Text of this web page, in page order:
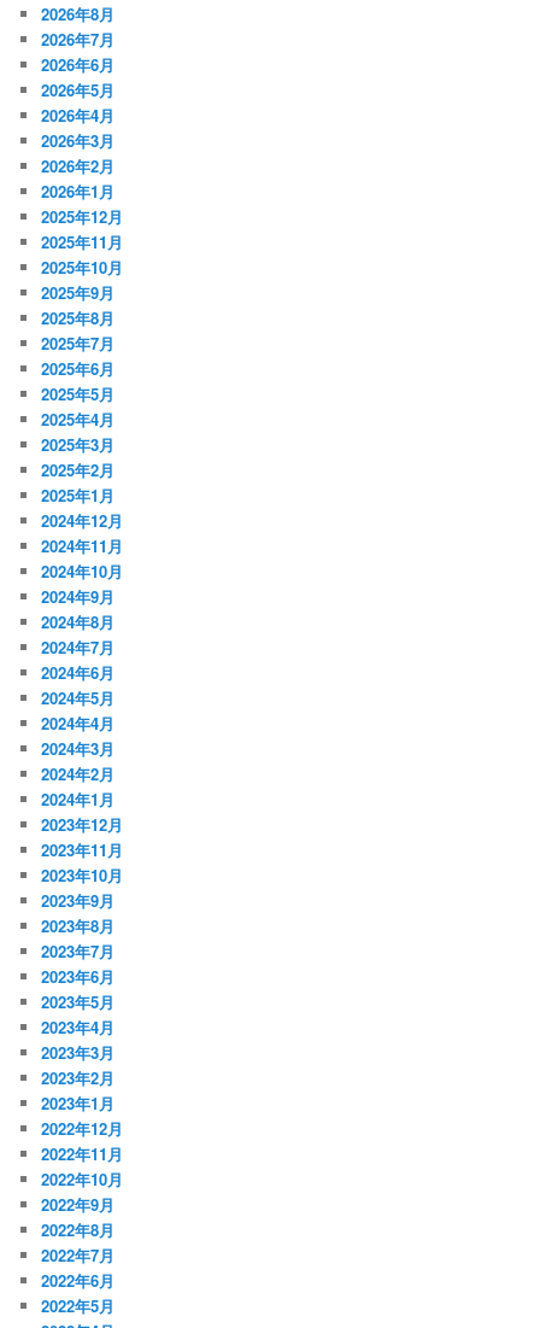
2026年8月
2026年7月
2026年6月
2026年5月
2026年4月
2026年3月
2026年2月
2026年1月
2025年12月
2025年11月
2025年10月
2025年9月
2025年8月
2025年7月
2025年6月
2025年5月
2025年4月
2025年3月
2025年2月
2025年1月
2024年12月
2024年11月
2024年10月
2024年9月
2024年8月
2024年7月
2024年6月
2024年5月
2024年4月
2024年3月
2024年2月
2024年1月
2023年12月
2023年11月
2023年10月
2023年9月
2023年8月
2023年7月
2023年6月
2023年5月
2023年4月
2023年3月
2023年2月
2023年1月
2022年12月
2022年11月
2022年10月
2022年9月
2022年8月
2022年7月
2022年6月
2022年5月